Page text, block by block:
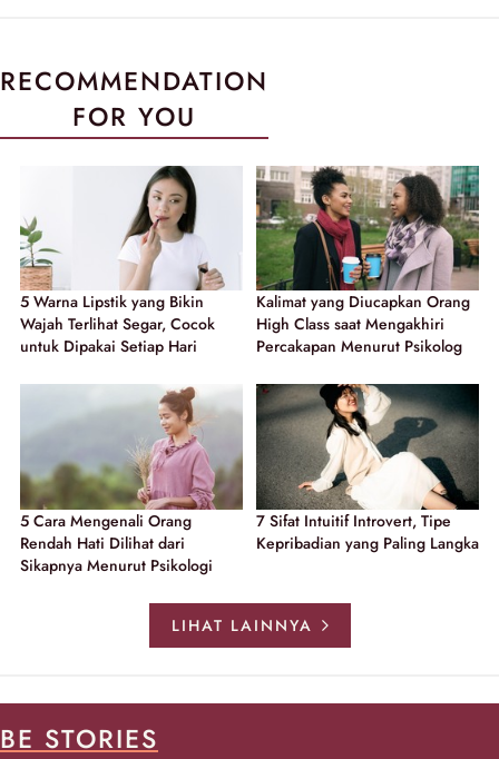
RECOMMENDATION
FOR YOU
5 Warna Lipstik yang Bikin
Wajah Terlihat Segar, Cocok
untuk Dipakai Setiap Hari
Kalimat yang Diucapkan Orang
High Class saat Mengakhiri
Percakapan Menurut Psikolog
5 Cara Mengenali Orang
Rendah Hati Dilihat dari
Sikapnya Menurut Psikologi
7 Sifat Intuitif Introvert, Tipe
Kepribadian yang Paling Langka
LIHAT LAINNYA
BE STORIES